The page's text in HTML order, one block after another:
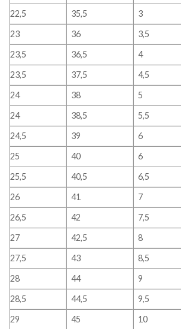
22,5
35,5 3
23
36 3,5
23,5
36,5 4
23,5
37,5 4,5
24
38 5
24
38,5 5,5
24,5
39 6
25
40 6
25,5
40,5 6,5
26
41 7
26,5
42 7,5
27
42,5 8
27,5
43 8,5
28
44 9
28,5
44,5 9,5
29
45 10